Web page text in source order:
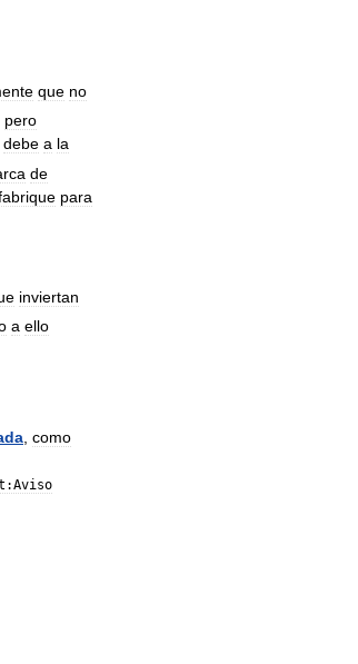
que no
pero
debe a la
de
para
inviertan
a ello
como